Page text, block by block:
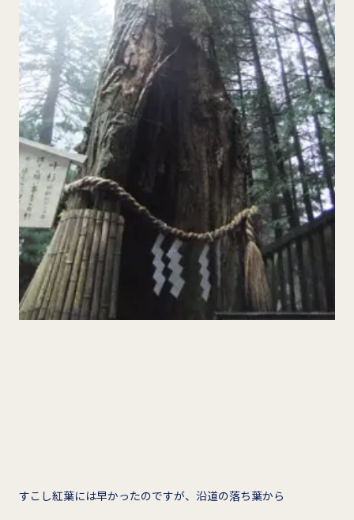
すこし紅葉には早かったのですが、沿道の落ち葉から